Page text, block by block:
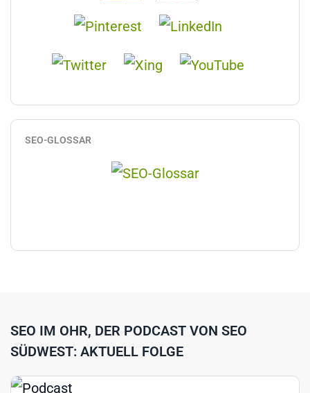
SEO-GLOSSAR
SEO IM OHR, DER PODCAST VON SEO
SÜDWEST: AKTUELL FOLGE